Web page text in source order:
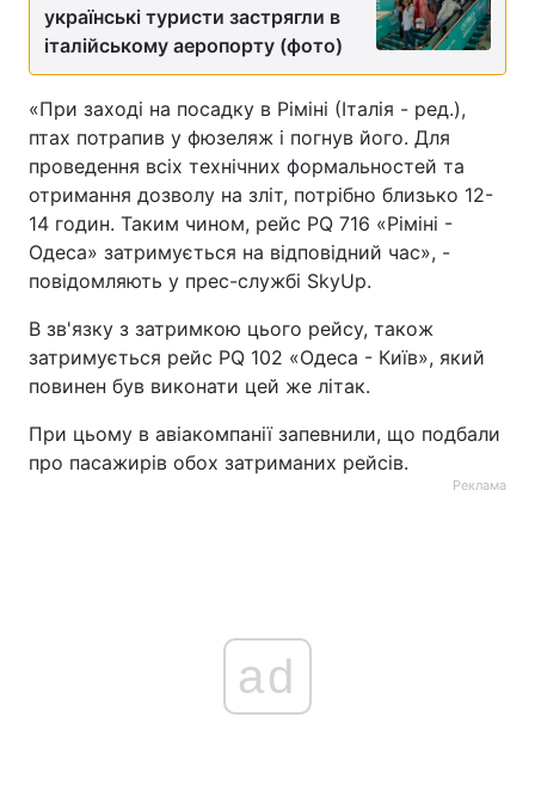
Послуги
українські туристи застрягли в
італійському аеропорту (фото)
«При заході на посадку в Ріміні (Італія - ред.),
птах потрапив у фюзеляж і погнув його. Для
проведення всіх технічних формальностей та
отримання дозволу на зліт, потрібно близько 12-
14 годин. Таким чином, рейс PQ 716 «Ріміні -
Одеса» затримується на відповідний час», -
повідомляють у прес-службі SkyUp.
В зв'язку з затримкою цього рейсу, також
затримується рейс PQ 102 «Одеса - Київ», який
повинен був виконати цей же літак.
При цьому в авіакомпанії запевнили, що подбали
про пасажирів обох затриманих рейсів.
Реклама
ad